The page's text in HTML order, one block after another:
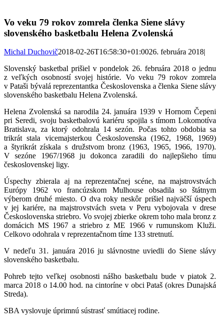
Vo veku 79 rokov zomrela členka Siene slávy
slovenského basketbalu Helena Zvolenská
Michal Duchovič2018-02-26T16:58:30+01:0026. februára 2018|
Slovenský basketbal prišiel v pondelok 26. februára 2018 o jednu
z veľkých osobností svojej histórie. Vo veku 79 rokov zomrela
v Pataši bývalá reprezentantka Československa a členka Siene slávy
slovenského basketbalu Helena Zvolenská.
Helena Zvolenská sa narodila 24. januára 1939 v Hornom Čepeni
pri Seredi, svoju basketbalovú kariéru spojila s tímom Lokomotíva
Bratislava, za ktorý odohrala 14 sezón. Počas tohto obdobia sa
trikrát stala vicemajsterkou Československa (1962, 1968, 1969)
a štyrikrát získala s družstvom bronz (1963, 1965, 1966, 1970).
V sezóne 1967/1968 ju dokonca zaradili do najlepšieho tímu
československej ligy.
Úspechy zbierala aj na reprezentačnej scéne, na majstrovstvách
Európy 1962 vo francúzskom Mulhouse obsadila so štátnym
výberom druhé miesto. O dva roky neskôr prišiel najväčší úspech
v jej kariére, na majstrovstvách sveta v Peru vybojovala v drese
Československa striebro. Vo svojej zbierke okrem toho mala bronz z
domácich MS 1967 a striebro z ME 1966 v rumunskom Kluži.
Celkovo odohrala v reprezentačnom tíme 133 stretnutí.
V nedeľu 31. januára 2016 ju slávnostne uviedli do Siene slávy
slovenského basketbalu.
Pohreb tejto veľkej osobnosti nášho basketbalu bude v piatok 2.
marca 2018 o 14.00 hod. na cintoríne v obci Pataš (okres Dunajská
Streda).
SBA vyslovuje úprimnú sústrasť smútiacej rodine.